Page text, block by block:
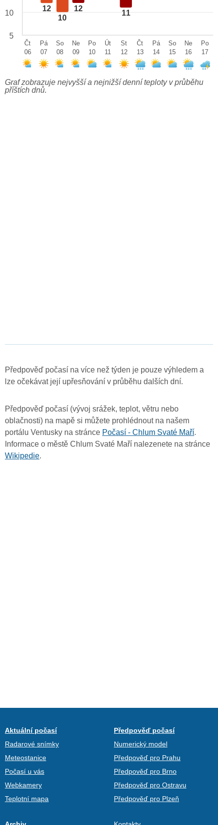
12
10
12
11
10
5
Čt
06
Pá
07
So
08
Ne
09
Po
10
Út
11
St
12
Čt
13
Pá
14
So
15
Ne
16
Po
17
Graf zobrazuje nejvyšší a nejnižší denní teploty v průběhu
příštích dnů.
Předpověď počasí na více než týden je pouze výhledem a
lze očekávat její upřesňování v průběhu dalších dní.
Předpověď počasí (vývoj srážek, teplot, větru nebo
oblačnosti) na mapě si můžete prohlédnout na našem
portálu Ventusky na stránce Počasí - Chlum Svaté Maří.
Informace o městě Chlum Svaté Maří nalezenete na stránce
Wikipedie.
Aktuální počasí
Radarové snímky
Meteostanice
Počasí u vás
Webkamery
Teplotní mapa
Předpověď počasí
Numerický model
Předpověď pro Prahu
Předpověď pro Brno
Předpověď pro Ostravu
Předpověď pro Plzeň